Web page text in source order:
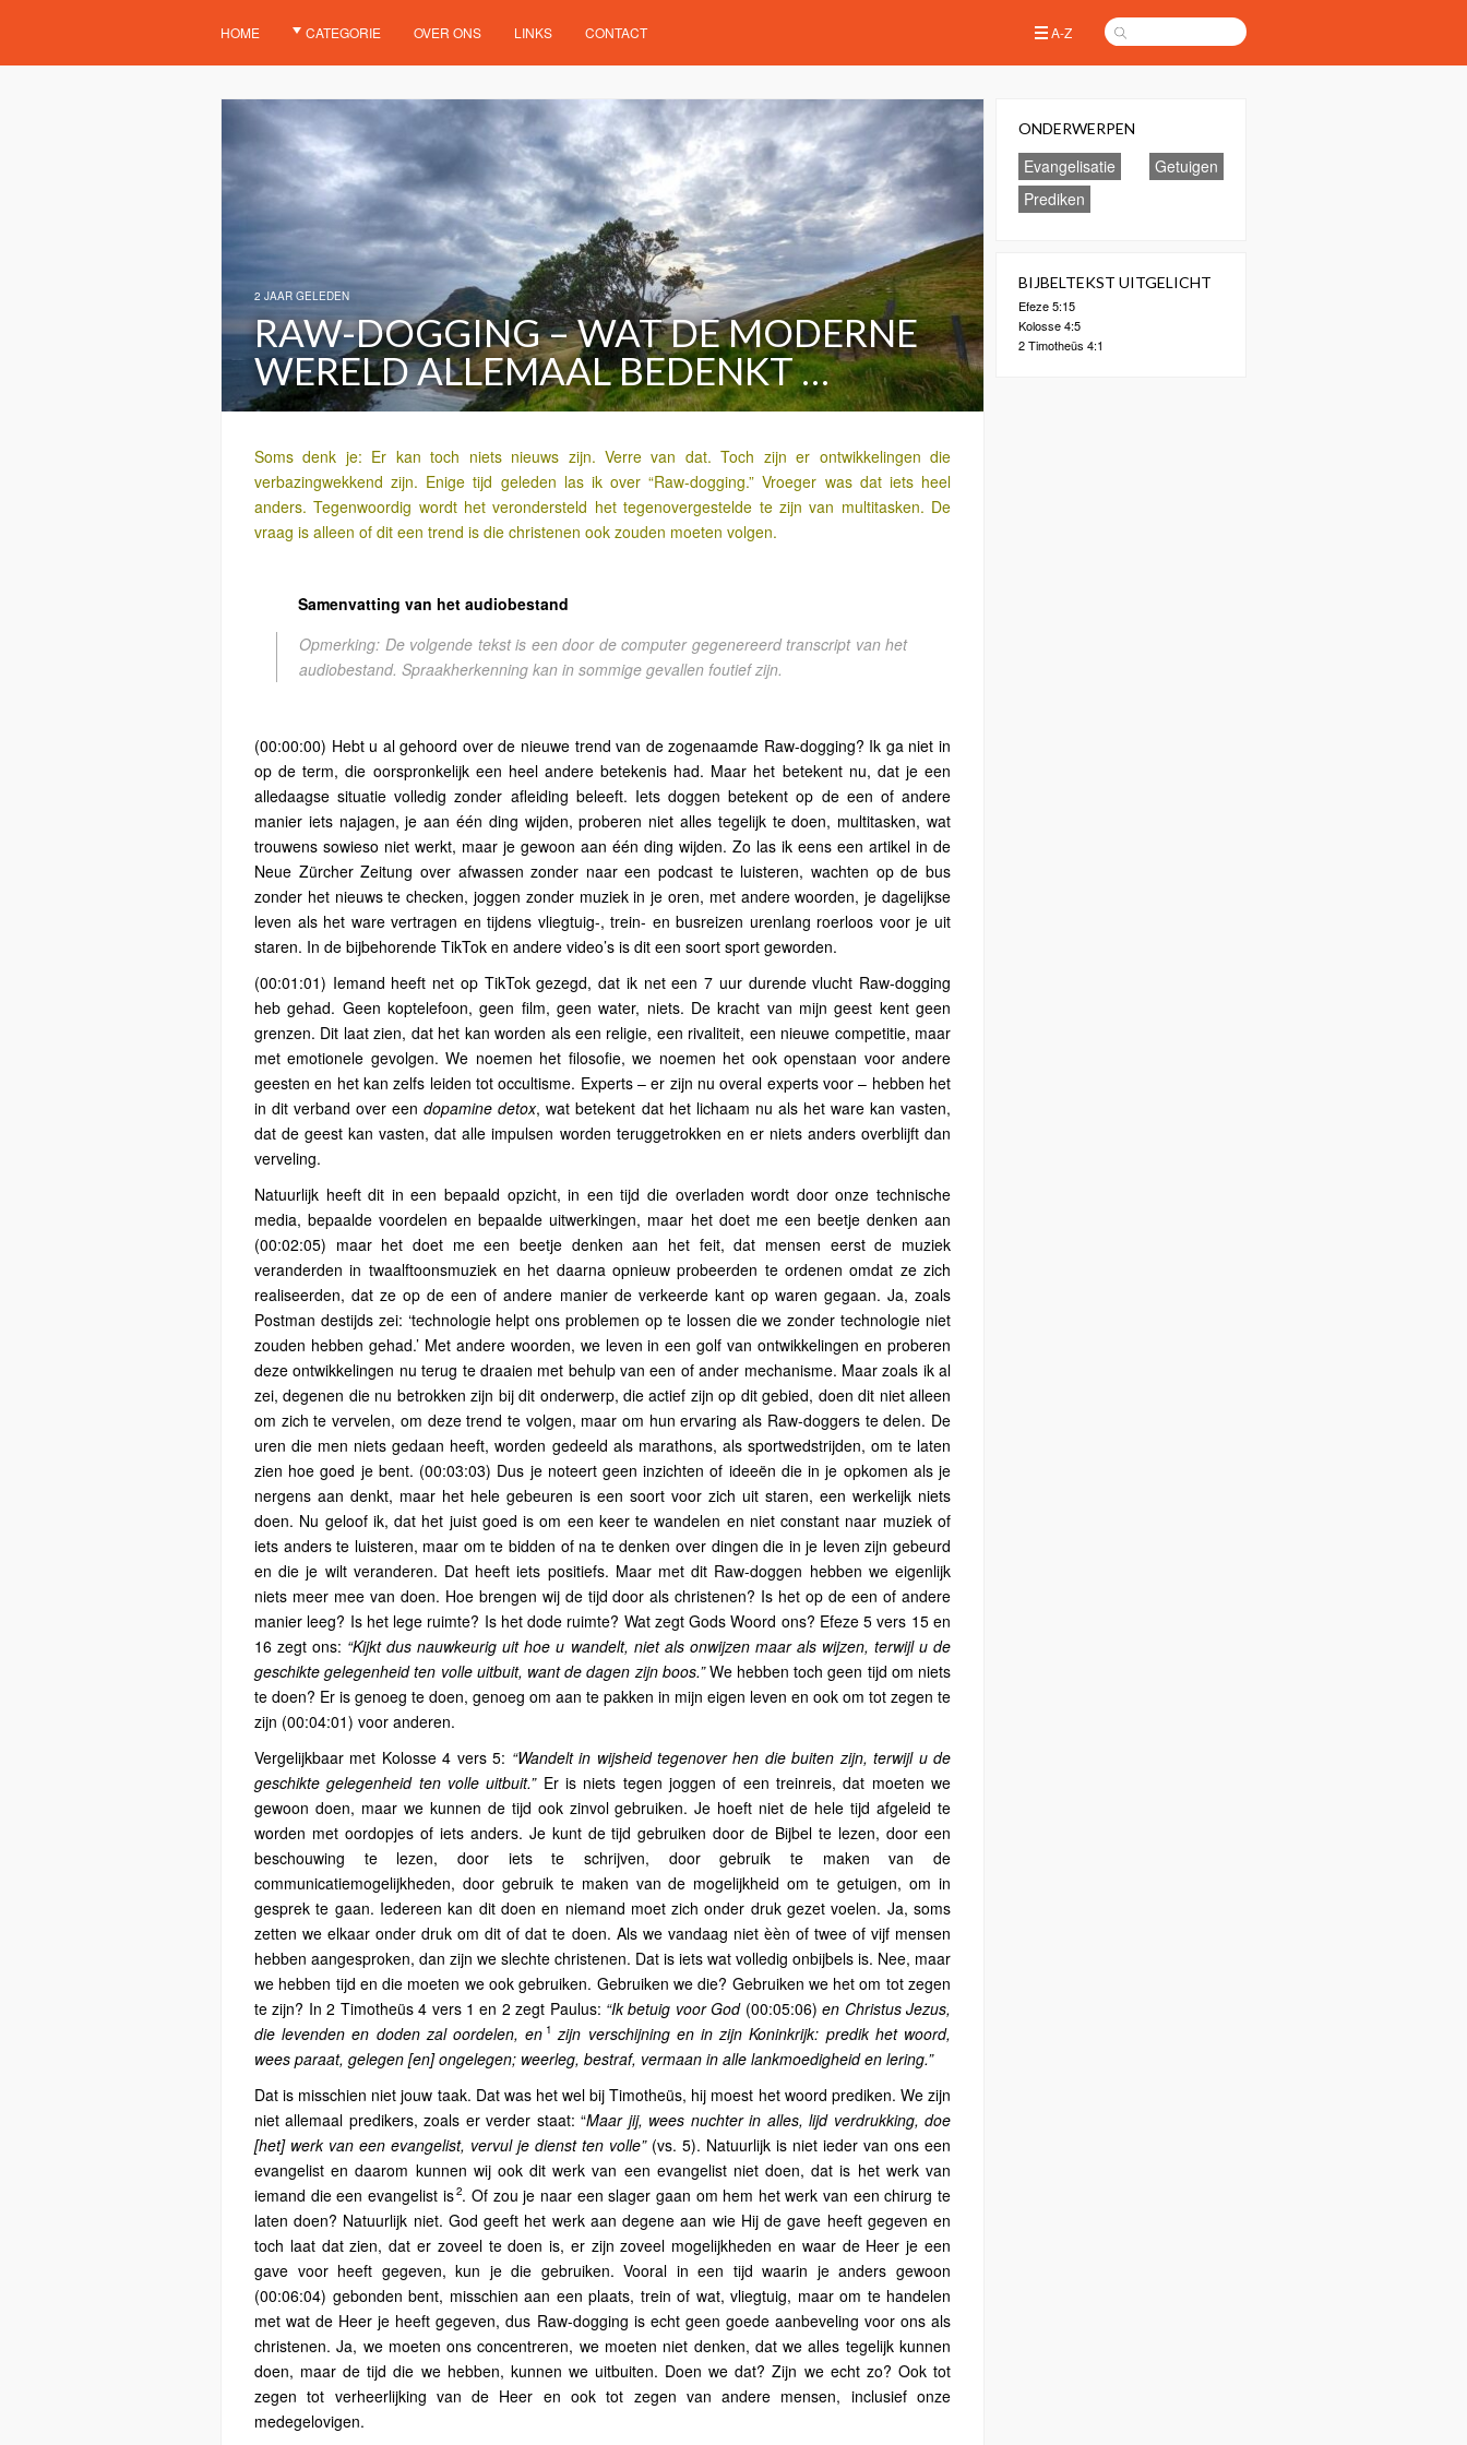
HOME CATEGORIE OVER ONS LINKS CONTACT A-Z
2 JAAR GELEDEN
RAW-DOGGING – WAT DE MODERNE
WERELD ALLEMAAL BEDENKT …
Soms denk je: Er kan toch niets nieuws zijn. Verre van dat. Toch zijn er ontwikkelingen die
verbazingwekkend zijn. Enige tijd geleden las ik over “Raw-dogging.” Vroeger was dat iets heel
anders. Tegenwoordig wordt het verondersteld het tegenovergestelde te zijn van multitasken. De
vraag is alleen of dit een trend is die christenen ook zouden moeten volgen.
Samenvatting van het audiobestand
Opmerking: De volgende tekst is een door de computer gegenereerd transcript van het
audiobestand. Spraakherkenning kan in sommige gevallen foutief zijn.
(00:00:00) Hebt u al gehoord over de nieuwe trend van de zogenaamde Raw-dogging? Ik ga niet in
op de term, die oorspronkelijk een heel andere betekenis had. Maar het betekent nu, dat je een
alledaagse situatie volledig zonder afleiding beleeft. Iets doggen betekent op de een of andere
manier iets najagen, je aan één ding wijden, proberen niet alles tegelijk te doen, multitasken, wat
trouwens sowieso niet werkt, maar je gewoon aan één ding wijden. Zo las ik eens een artikel in de
Neue Zürcher Zeitung over afwassen zonder naar een podcast te luisteren, wachten op de bus
zonder het nieuws te checken, joggen zonder muziek in je oren, met andere woorden, je dagelijkse
leven als het ware vertragen en tijdens vliegtuig-, trein- en busreizen urenlang roerloos voor je uit
staren. In de bijbehorende TikTok en andere video’s is dit een soort sport geworden.
(00:01:01) Iemand heeft net op TikTok gezegd, dat ik net een 7 uur durende vlucht Raw-dogging
heb gehad. Geen koptelefoon, geen film, geen water, niets. De kracht van mijn geest kent geen
grenzen. Dit laat zien, dat het kan worden als een religie, een rivaliteit, een nieuwe competitie, maar
met emotionele gevolgen. We noemen het filosofie, we noemen het ook openstaan voor andere
geesten en het kan zelfs leiden tot occultisme. Experts – er zijn nu overal experts voor – hebben het
in dit verband over eendopamine detox, wat betekent dat het lichaam nu als het ware kan vasten,
dat de geest kan vasten, dat alle impulsen worden teruggetrokken en er niets anders overblijft dan
verveling.
Natuurlijk heeft dit in een bepaald opzicht, in een tijd die overladen wordt door onze technische
media, bepaalde voordelen en bepaalde uitwerkingen, maar het doet me een beetje denken aan
(00:02:05) maar het doet me een beetje denken aan het feit, dat mensen eerst de muziek
veranderden in twaalftoonsmuziek en het daarna opnieuw probeerden te ordenen omdat ze zich
realiseerden, dat ze op de een of andere manier de verkeerde kant op waren gegaan. Ja, zoals
Postman destijds zei: ‘technologie helpt ons problemen op te lossen die we zonder technologie niet
zouden hebben gehad.’ Met andere woorden, we leven in een golf van ontwikkelingen en proberen
deze ontwikkelingen nu terug te draaien met behulp van een of ander mechanisme. Maar zoals ik al
zei, degenen die nu betrokken zijn bij dit onderwerp, die actief zijn op dit gebied, doen dit niet alleen
om zich te vervelen, om deze trend te volgen, maar om hun ervaring als Raw-doggers te delen. De
uren die men niets gedaan heeft, worden gedeeld als marathons, als sportwedstrijden, om te laten
zien hoe goed je bent. (00:03:03) Dus je noteert geen inzichten of ideeën die in je opkomen als je
nergens aan denkt, maar het hele gebeuren is een soort voor zich uit staren, een werkelijk niets
doen. Nu geloof ik, dat het juist goed is om een keer te wandelen en niet constant naar muziek of
iets anders te luisteren, maar om te bidden of na te denken over dingen die in je leven zijn gebeurd
en die je wilt veranderen. Dat heeft iets positiefs. Maar met dit Raw-doggen hebben we eigenlijk
niets meer mee van doen. Hoe brengen wij de tijd door als christenen? Is het op de een of andere
manier leeg? Is het lege ruimte? Is het dode ruimte? Wat zegt Gods Woord ons? Efeze 5 vers 15 en
16 zegt ons: “Kijkt dus nauwkeurig uit hoe u wandelt, niet als onwijzen maar als wijzen, terwijl u de
geschikte gelegenheid ten volle uitbuit, want de dagen zijn boos.”We hebben toch geen tijd om niets
te doen? Er is genoeg te doen, genoeg om aan te pakken in mijn eigen leven en ook om tot zegen te
zijn (00:04:01) voor anderen.
Vergelijkbaar met Kolosse 4 vers 5: “Wandelt in wijsheid tegenover hen die buiten zijn, terwijl u de
geschikte gelegenheid ten volle uitbuit.” Er is niets tegen joggen of een treinreis, dat moeten we
gewoon doen, maar we kunnen de tijd ook zinvol gebruiken. Je hoeft niet de hele tijd afgeleid te
worden met oordopjes of iets anders. Je kunt de tijd gebruiken door de Bijbel te lezen, door een
beschouwing te lezen, door iets te schrijven, door gebruik te maken van de
communicatiemogelijkheden, door gebruik te maken van de mogelijkheid om te getuigen, om in
gesprek te gaan. Iedereen kan dit doen en niemand moet zich onder druk gezet voelen. Ja, soms
zetten we elkaar onder druk om dit of dat te doen. Als we vandaag niet èèn of twee of vijf mensen
hebben aangesproken, dan zijn we slechte christenen. Dat is iets wat volledig onbijbels is. Nee, maar
we hebben tijd en die moeten we ook gebruiken. Gebruiken we die? Gebruiken we het om tot zegen
te zijn? In 2 Timotheüs 4 vers 1 en 2 zegt Paulus: “Ik betuig voor God (00:05:06)en Christus Jezus,
die levenden en doden zal oordelen, en 1 zijn verschijning en in zijn Koninkrijk: predik het woord,
wees paraat, gelegen [en] ongelegen; weerleg, bestraf, vermaan in alle lankmoedigheid en lering.”
Dat is misschien niet jouw taak. Dat was het wel bij Timotheüs, hij moest het woord prediken. We zijn
niet allemaal predikers, zoals er verder staat: “Maar jij, wees nuchter in alles, lijd verdrukking, doe
[het] werk van een evangelist, vervul je dienst ten volle”(vs. 5). Natuurlijk is niet ieder van ons een
evangelist en daarom kunnen wij ook dit werk van een evangelist niet doen, dat is het werk van
iemand die een evangelist is 2. Of zou je naar een slager gaan om hem het werk van een chirurg te
laten doen? Natuurlijk niet. God geeft het werk aan degene aan wie Hij de gave heeft gegeven en
toch laat dat zien, dat er zoveel te doen is, er zijn zoveel mogelijkheden en waar de Heer je een
gave voor heeft gegeven, kun je die gebruiken. Vooral in een tijd waarin je anders gewoon
(00:06:04) gebonden bent, misschien aan een plaats, trein of wat, vliegtuig, maar om te handelen
met wat de Heer je heeft gegeven, dus Raw-dogging is echt geen goede aanbeveling voor ons als
christenen. Ja, we moeten ons concentreren, we moeten niet denken, dat we alles tegelijk kunnen
doen, maar de tijd die we hebben, kunnen we uitbuiten. Doen we dat? Zijn we echt zo? Ook tot
zegen tot verheerlijking van de Heer en ook tot zegen van andere mensen, inclusief onze
medegelovigen.
ONDERWERPEN
Evangelisatie
Getuigen
Prediken
BIJBELTEKST UITGELICHT
Efeze 5:15
Kolosse 4:5
2 Timotheüs 4:1